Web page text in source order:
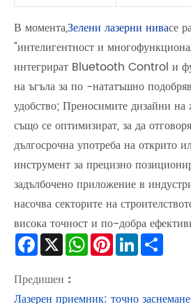
В момента,Зелени лазерни нивасе
"интелигентност и
интегрират Bluetooth Control и
на ъгъла за по -нататъшно
удобство; Преносимите дизайни на
също се оптимизират, за да
дългосрочна употреба на открито
инструмент за прецизно
задълбочено приложение в
насочва секторите на
висока точност и по-добра
Facebook
X WhatsApp
Pinterest
LinkedIn
Предишен :
Лазерен приемник: точно